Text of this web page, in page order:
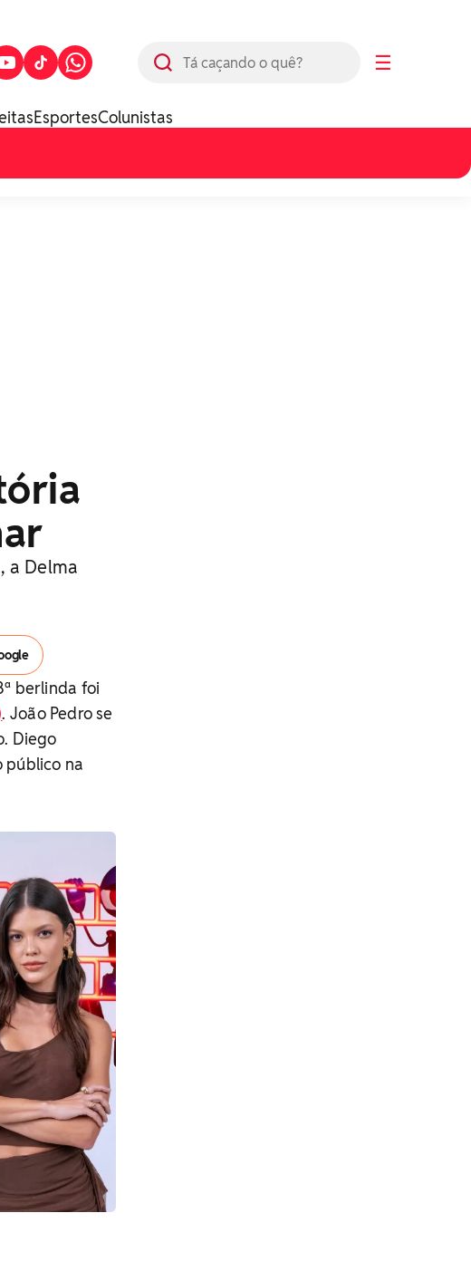
☰
EsportesColunistas
a Delma
berlinda foi
. João Pedro se
Diego
público na